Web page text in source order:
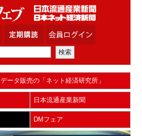
データ販売の「ネット経済研究所」
日本流通産業新聞
DMフェア